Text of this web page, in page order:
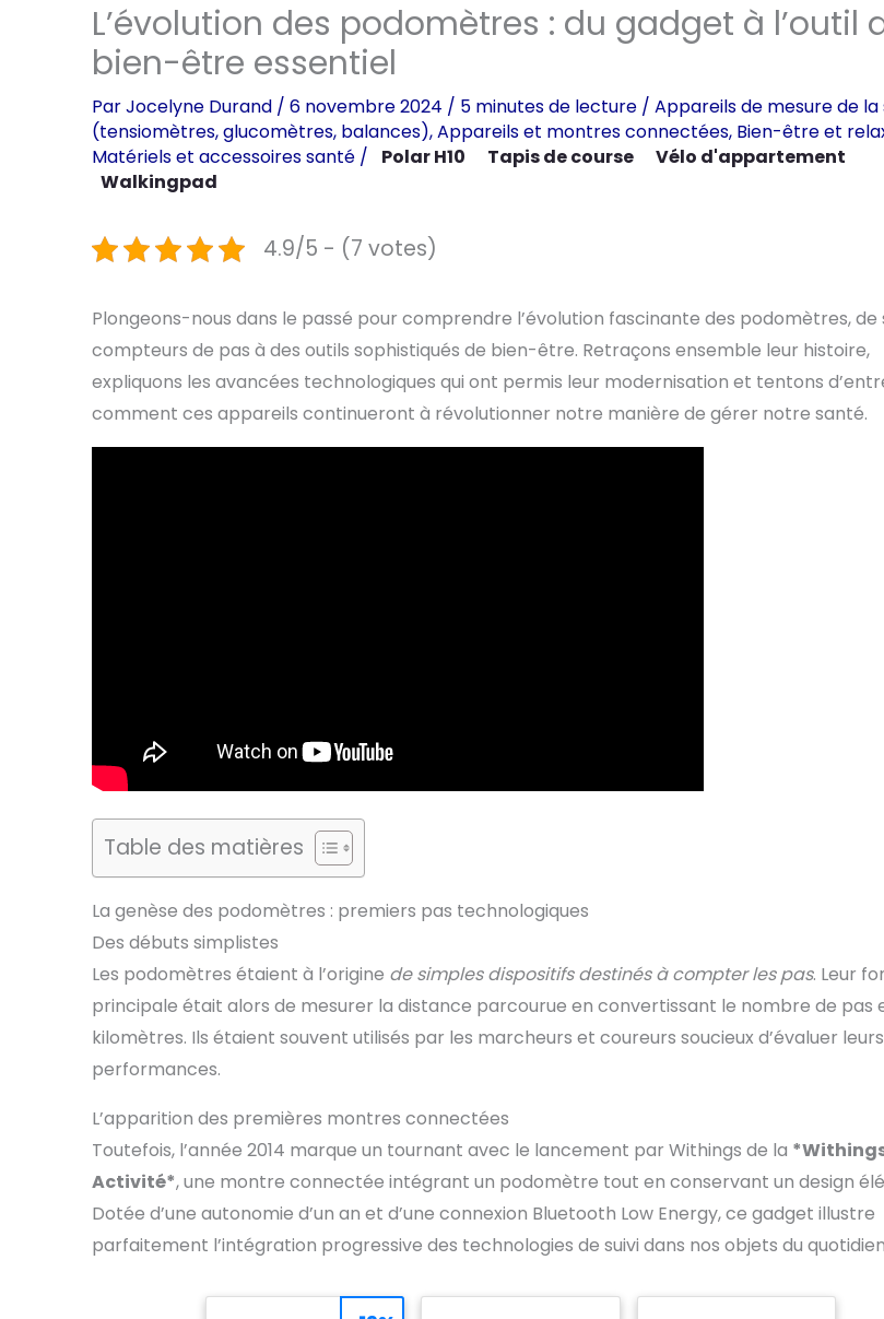
L’évolution des podomètres : du gadget à l’outil
bien-être essentiel
ParJocelyne Durand / 6 novembre 2024 / 5 minutes de lecture / Appareils de mesure de
(tensiomètres, glucomètres, balances),Appareils et montres connectées, Bien-être et
Matériels et accessoires santé / Polar H10 Tapis de course
Vélo d'appartement
Walkingpad
4.9/5 - (7 votes)
Plongeons-nous dans le passé pour comprendre l’évolution fascinante des podomètres, de
compteurs de pas à des outils sophistiqués de bien-être. Retraçons ensemble leur histoire,
expliquons les avancées technologiques qui ont permis leur modernisation et tentons
comment ces appareils continueront à révolutionner notre manière de gérer notre santé.
Table des matières
La genèse des podomètres : premiers pas technologiques
Des débuts simplistes
Les podomètres étaient à l’origine de simples dispositifs destinés à compter les pas. Leur
principale était alors de mesurer la distance parcourue en convertissant le nombre de pas
kilomètres. Ils étaient souvent utilisés par les marcheurs et coureurs soucieux d’évaluer leurs
performances.
L’apparition des premières montres connectées
Toutefois, l’année 2014 marque un tournant avec le lancement par Withings de la
Activité*, une montre connectée intégrant un podomètre tout en conservant un design
Dotée d’une autonomie d’un an et d’une connexion Bluetooth Low Energy, ce gadget illustre
parfaitement l’intégration progressive des technologies de suivi dans nos objets du